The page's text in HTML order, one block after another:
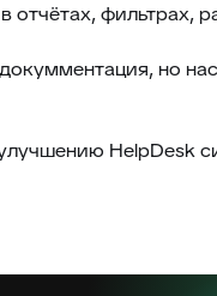
отчётах,
но
HelpDesk